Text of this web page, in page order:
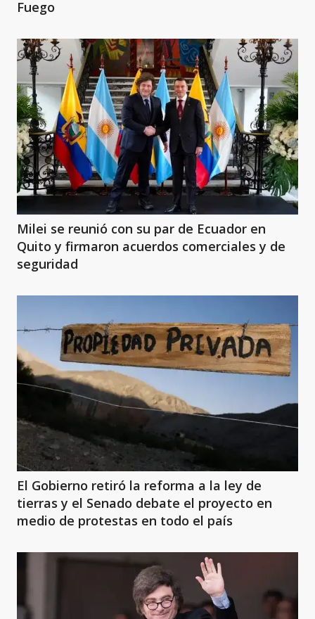
Fuego
Milei se reunió con su par de Ecuador en
Quito y firmaron acuerdos comerciales y de
seguridad
El Gobierno retiró la reforma a la ley de
tierras y el Senado debate el proyecto en
medio de protestas en todo el país